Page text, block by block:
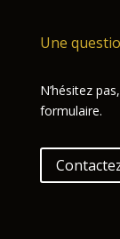
Une
N’hésitez
formulaire.